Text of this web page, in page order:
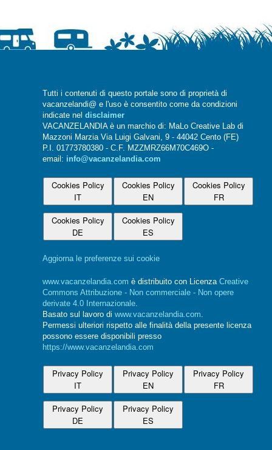
Tutti i contenuti di questo portale sono di proprietà di
vacanzelandi@ e l'uso è consentito come da condizioni
indicate nel disclaimer
VACANZELANDIA è un marchio di: MaLo Creative Lab di
Mazzoni Marzia Via Luigi Galvani, 9 - 44042 Cento (FE)
P.I. 01773780380 - C.F. MZZMRZ66M70C469O -
email: info@vacanzelandia.com
Cookies Policy
IT
Cookies Policy
EN
Cookies Policy
FR
Cookies Policy
DE
Cookies Policy
ES
Aggiorna le preferenze sui cookie
www.vacanzelandia.com è distribuito con Licenza Creative
Commons Attribuzione - Non commerciale - Non opere
derivate 4.0 Internazionale
Basato sul lavoro di www.vacanzelandia.com
Permessi ulteriori rispetto alle finalità della presente licenza
possono essere disponibili presso
https://www.vacanzelandia.com
Privacy Policy
IT
Privacy Policy
EN
Privacy Policy
FR
Privacy Policy
DE
Privacy Policy
ES